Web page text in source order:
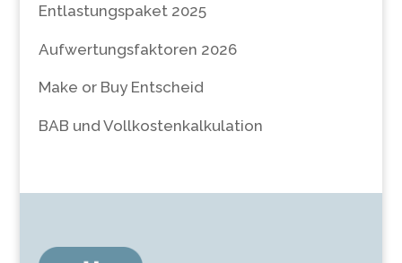
Entlastungspaket 2025
Aufwertungsfaktoren 2026
Make or Buy Entscheid
BAB und Vollkostenkalkulation